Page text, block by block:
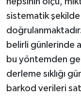
sistematik
belirli günlerinde
bu yöntemden
derleme sıklığı
barkod verileri